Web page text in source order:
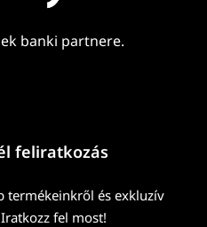
banki partnere.
feliratkozás
termékeinkről és exkluzív
fel most!